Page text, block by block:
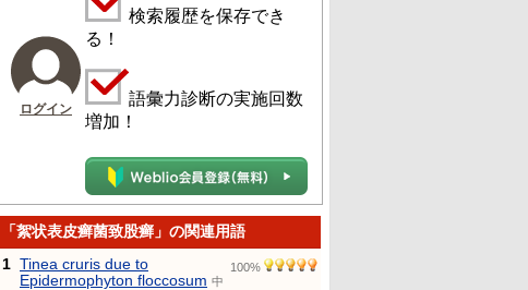
ログイン
検索履歴を保存でき
る！
語彙力診断の実施回数
増加！
「絮状表皮癣菌致股癣」の関連用語
1 Tinea cruris due to
Epidermophyton floccosum 中
100%